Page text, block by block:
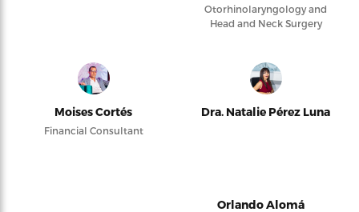
Otorhinolaryngology and
Head and Neck Surgery
Moises Cortés
Financial Consultant
Dra. Natalie Pérez Luna
Orlando Alomá